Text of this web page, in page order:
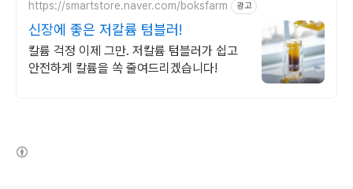
https://smartstore.naver.com/boksfarm 광고
신장에 좋은 저칼륨 텀블러!
칼륨 걱정 이제 그만. 저칼륨 텀블러가 쉽고
안전하게 칼륨을 쏙 줄여드리겠습니다!